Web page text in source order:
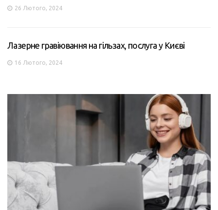
26 Лютого, 2024
Лазерне гравіювання на гільзах, послуга у Києві
16 Лютого, 2024